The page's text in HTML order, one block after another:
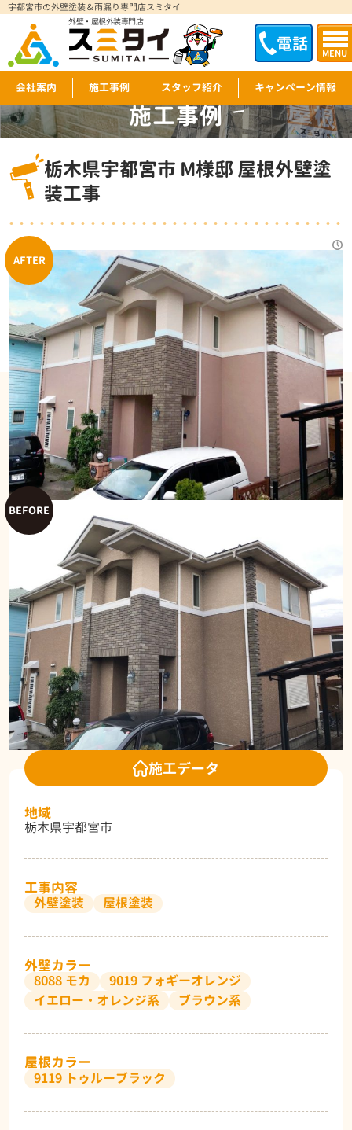
電話 MENU
宇都宮市の外壁塗装＆雨漏り専門店スミタイ
外壁・屋根外装専門店
会社案内 施工事例 スタッフ紹介 キャンペーン情報
施工事例
WORKS
栃木県宇都宮市 M様邸 屋根外壁塗
装工事
施工データ
地域
栃木県宇都宮市
工事内容
外壁塗装 屋根塗装
外壁カラー
8088 モカ
9019 フォギーオレンジ
イエロー・オレンジ系
ブラウン系
屋根カラー
9119 トゥルーブラック